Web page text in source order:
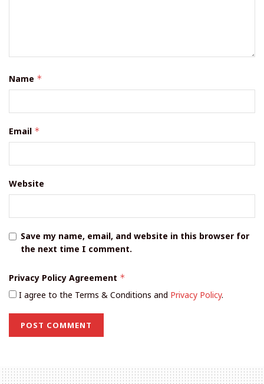
Name *
Email *
Website
Save my name, email, and website in this browser for
the next time I comment.
Privacy Policy Agreement *
I agree to the Terms & Conditions and Privacy Policy.